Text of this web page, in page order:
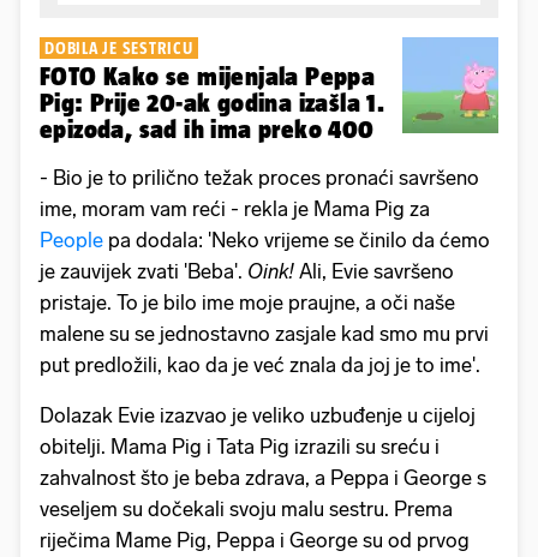
DOBILA JE SESTRICU
FOTO Kako se mijenjala Peppa
Pig: Prije 20-ak godina izašla 1.
epizoda, sad ih ima preko 400
- Bio je to prilično težak proces pronaći savršeno
ime, moram vam reći - rekla je Mama Pig za
People pa dodala: 'Neko vrijeme se činilo da ćemo
je zauvijek zvati 'Beba'. Oink! Ali, Evie savršeno
pristaje. To je bilo ime moje praujne, a oči naše
malene su se jednostavno zasjale kad smo mu prvi
put predložili, kao da je već znala da joj je to ime'.
Dolazak Evie izazvao je veliko uzbuđenje u cijeloj
obitelji. Mama Pig i Tata Pig izrazili su sreću i
zahvalnost što je beba zdrava, a Peppa i George s
veseljem su dočekali svoju malu sestru. Prema
riječima Mame Pig, Peppa i George su od prvog